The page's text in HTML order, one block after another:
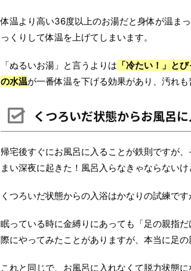
体温より高い36度以上のお湯だと身体が温ま
っくりして体温を上げてしまいます。
「ぬるいお湯」と言うよりは 「冷たい！」と
の水温が一番体温を下げる効果があり、汚れも
くつろいだ状態からお風呂
帰宅後すぐにお風呂に入ることが鉄則ですが
まい深夜に起きた！風呂入らなきゃならない
くつろいだ状態からの入浴はかなりの試練です
眠っている時に金縛りにあっても「足の親指
際にやってみたことがありますが、本当に足の
これと同じで、お風呂に入れなくて脱力状態に